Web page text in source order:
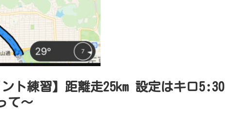
ト練習】距離走25km 設定はキロ5:30
て〜